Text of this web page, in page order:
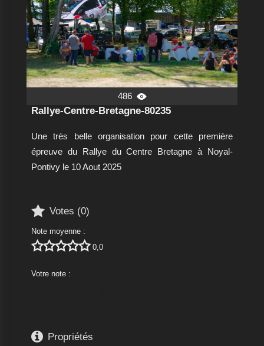
486 
Rallye-Centre-Bretagne-80235
Une très belle organisation pour cette première
épreuve du Rallye du Centre Bretagne à Noyal-
Pontivy le 10 Aout 2025
 Votes (0)
Note moyenne :
 0,0
Votre note :
 Propriétés